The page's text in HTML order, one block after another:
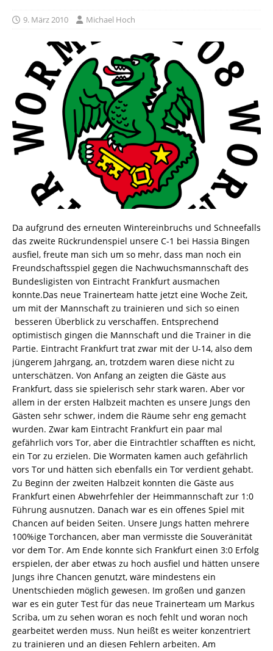
9. März 2010 Michael Hoch
Da aufgrund des erneuten Wintereinbruchs und Schneefalls
das zweite Rückrundenspiel unsere C-1 bei Hassia Bingen
ausfiel, freute man sich um so mehr, dass man noch ein
Freundschaftsspiel gegen die Nachwuchsmannschaft des
Bundesligisten von Eintracht Frankfurt ausmachen
konnte.Das neue Trainerteam hatte jetzt eine Woche Zeit,
um mit der Mannschaft zu trainieren und sich so einen
besseren Überblick zu verschaffen. Entsprechend
optimistisch gingen die Mannschaft und die Trainer in die
Partie. Eintracht Frankfurt trat zwar mit der U-14, also dem
jüngerem Jahrgang, an, trotzdem waren diese nicht zu
unterschätzen. Von Anfang an zeigten die Gäste aus
Frankfurt, dass sie spielerisch sehr stark waren. Aber vor
allem in der ersten Halbzeit machten es unsere Jungs den
Gästen sehr schwer, indem die Räume sehr eng gemacht
wurden. Zwar kam Eintracht Frankfurt ein paar mal
gefährlich vors Tor, aber die Eintrachtler schafften es nicht,
ein Tor zu erzielen. Die Wormaten kamen auch gefährlich
vors Tor und hätten sich ebenfalls ein Tor verdient gehabt.
Zu Beginn der zweiten Halbzeit konnten die Gäste aus
Frankfurt einen Abwehrfehler der Heimmannschaft zur 1:0
Führung ausnutzen. Danach war es ein offenes Spiel mit
Chancen auf beiden Seiten. Unsere Jungs hatten mehrere
100%ige Torchancen, aber man vermisste die Souveränität
vor dem Tor. Am Ende konnte sich Frankfurt einen 3:0 Erfolg
erspielen, der aber etwas zu hoch ausfiel und hätten unsere
Jungs ihre Chancen genutzt, wäre mindestens ein
Unentschieden möglich gewesen. Im großen und ganzen
war es ein guter Test für das neue Trainerteam um Markus
Scriba, um zu sehen woran es noch fehlt und woran noch
gearbeitet werden muss. Nun heißt es weiter konzentriert
zu trainieren und an diesen Fehlern arbeiten. Am